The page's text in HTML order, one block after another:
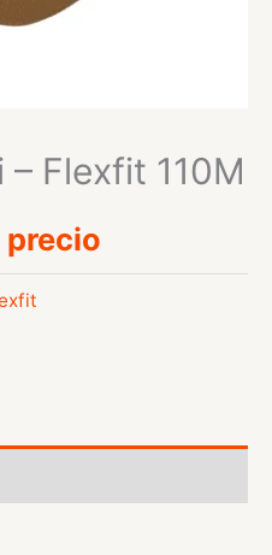
Flexfit 110M
precio